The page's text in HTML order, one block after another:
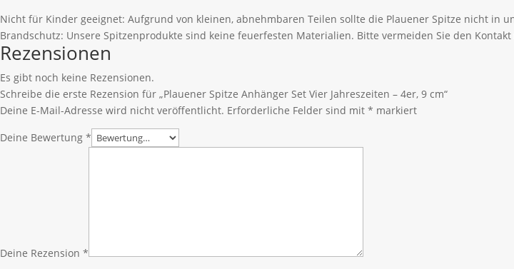
Nicht für Kinder geeignet: Aufgrund von kleinen, abnehmbaren Teilen sollte die Plauener Spitze nicht in
Brandschutz: Unsere Spitzenprodukte sind keine feuerfesten Materialien. Bitte vermeiden Sie den
Rezensionen
Es gibt noch keine Rezensionen.
Schreibe die erste Rezension für „Plauener Spitze Anhänger Set Vier Jahreszeiten – 4er, 9 cm“
Deine E-Mail-Adresse wird nicht veröffentlicht. Erforderliche Felder sind mit * markiert
Deine Bewertung *
Deine Rezension *